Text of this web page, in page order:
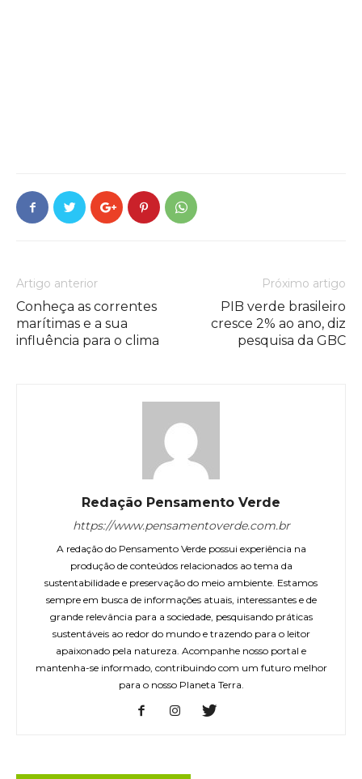
Artigo anterior
Conheça as correntes
marítimas e a sua
influência para o clima
Próximo artigo
PIB verde brasileiro
cresce 2% ao ano, diz
pesquisa da GBC
Redação Pensamento Verde
https://www.pensamentoverde.com.br
A redação do Pensamento Verde possui experiência na
produção de conteúdos relacionados ao tema da
sustentabilidade e preservação do meio ambiente. Estamos
sempre em busca de informações atuais, interessantes e de
grande relevância para a sociedade, pesquisando práticas
sustentáveis ao redor do mundo e trazendo para o leitor
apaixonado pela natureza. Acompanhe nosso portal e
mantenha-se informado, contribuindo com um futuro melhor
para o nosso Planeta Terra.